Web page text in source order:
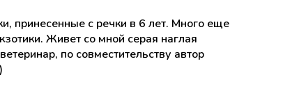
принесенные с речки в 6 лет. Много еще
Живет со мной серая наглая
по совместительству автор